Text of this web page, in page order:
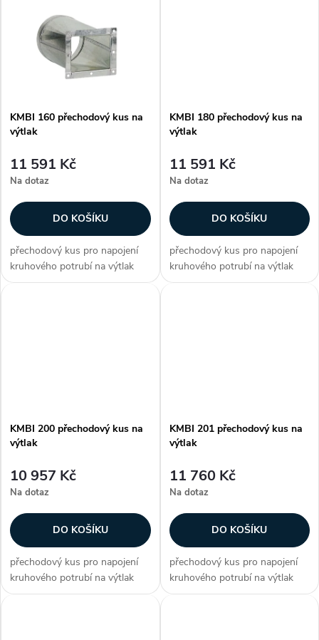
ů
KMBI 160 přechodový kus na
výtlak
11 591 Kč
Na dotaz
DO KOŠÍKU
přechodový kus pro napojení
kruhového potrubí na výtlak
pro ventilátory CMB/CMT
KMBI 180 přechodový kus na
výtlak
11 591 Kč
Na dotaz
DO KOŠÍKU
přechodový kus pro napojení
kruhového potrubí na výtlak
pro ventilátory CMB/CMT
KMBI 200 přechodový kus na
výtlak
10 957 Kč
Na dotaz
DO KOŠÍKU
přechodový kus pro napojení
kruhového potrubí na výtlak
pro ventilátory CMB/CMT
KMBI 201 přechodový kus na
výtlak
11 760 Kč
Na dotaz
DO KOŠÍKU
přechodový kus pro napojení
kruhového potrubí na výtlak
pro ventilátory CMB/CMT